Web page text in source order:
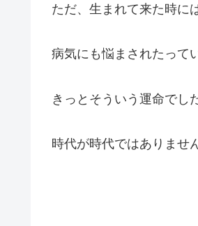
ただ、生まれて来た時に
病気にも悩まされたって
きっとそういう運命でし
時代が時代ではありませ